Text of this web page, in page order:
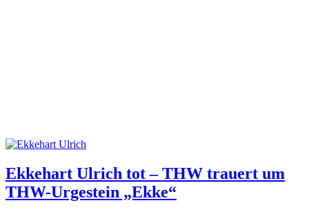
Ekkehart Ulrich tot – THW trauert um
THW-Urgestein „Ekke“